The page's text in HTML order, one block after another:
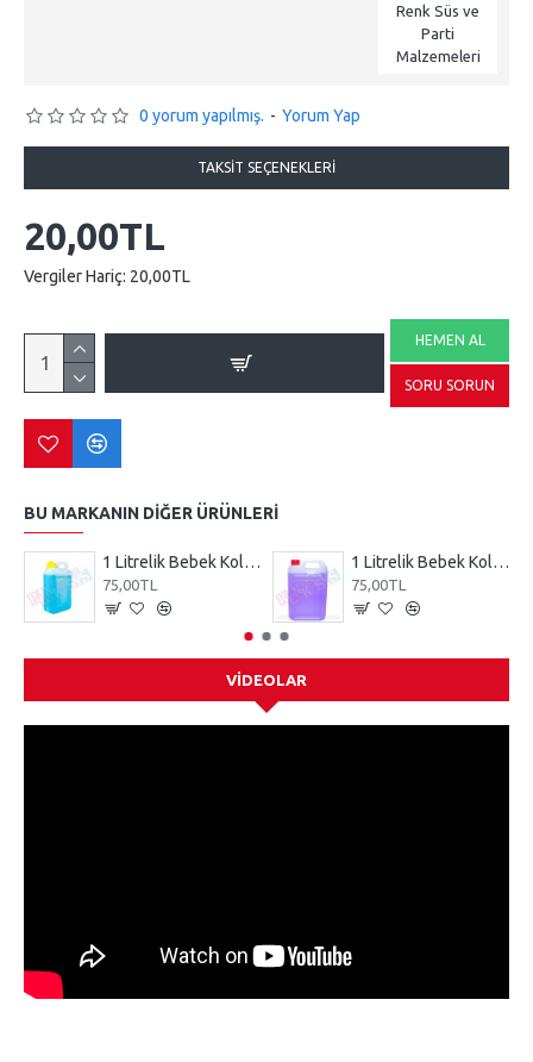
Renk Süs ve
Parti
Malzemeleri
0 yorum yapılmış. - Yorum Yap
TAKSIT SEÇENEKLERI
20,00TL
Vergiler Hariç: 20,00TL
HEMEN AL
SORU SORUN
BU MARKANIN DIĞER ÜRÜNLERI
1 Litrelik Bebek Kolonyası Mavi
75,00TL
1 Litrelik Bebek Kolonyası Mor
75,00TL
VIDEOLAR